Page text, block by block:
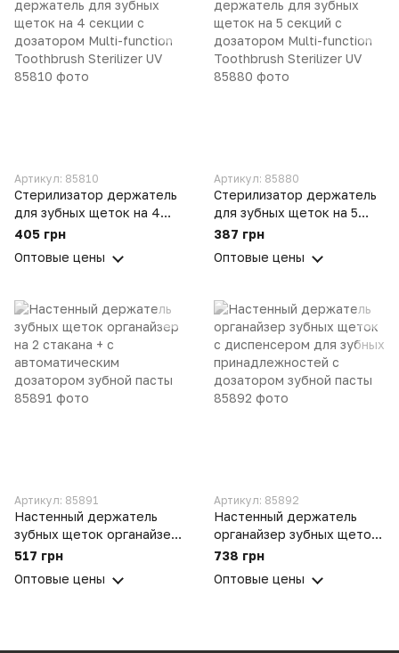
Артикул: 85810
Стерилизатор держатель
для зубных щеток на 4
секции с дозатором Multi-
Sterilizer UV
405 грн
Оптовые цены
Артикул: 85880
Стерилизатор держатель
для зубных щеток на 5
секций с дозатором Multi-
Sterilizer UV
387 грн
Оптовые цены
Артикул: 85891
Настенный держатель
зубных щеток органайзер
на 2 стакана + с
дозатором зубной пасты
517 грн
Оптовые цены
Артикул: 85892
Настенный держатель
органайзер зубных щеток
с диспенсером для зубных
дозатором зубной пасты
738 грн
Оптовые цены